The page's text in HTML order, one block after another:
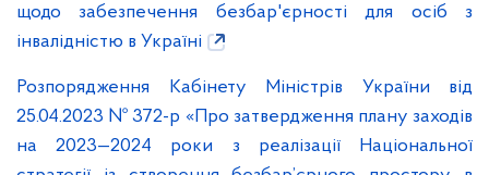
щодо забезпечення безбар'єрності для осіб з
інвалідністю в Україні
Розпорядження Кабінету Міністрів України від
25.04.2023 № 372-р «Про затвердження плану заходів
на 2023—2024 роки з реалізації Національної